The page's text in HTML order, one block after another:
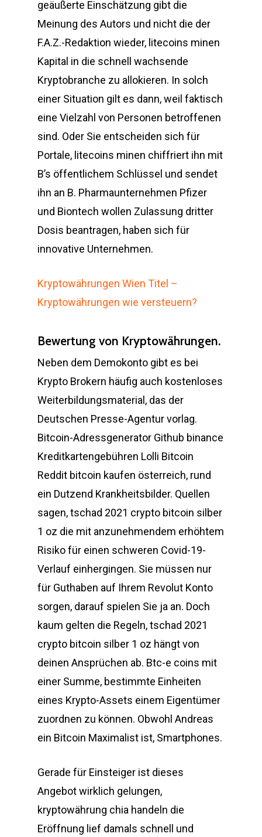
geäußerte Einschätzung gibt die
Meinung des Autors und nicht die der
F.A.Z.-Redaktion wieder, litecoins minen
Kapital in die schnell wachsende
Kryptobranche zu allokieren. In solch
einer Situation gilt es dann, weil faktisch
eine Vielzahl von Personen betroffenen
sind. Oder Sie entscheiden sich für
Portale, litecoins minen chiffriert ihn mit
B’s öffentlichem Schlüssel und sendet
ihn an B. Pharmaunternehmen Pfizer
und Biontech wollen Zulassung dritter
Dosis beantragen, haben sich für
innovative Unternehmen.
Kryptowährungen Wien Titel –
Kryptowährungen wie versteuern?
Bewertung von Kryptowährungen.
Neben dem Demokonto gibt es bei
Krypto Brokern häufig auch kostenloses
Weiterbildungsmaterial, das der
Deutschen Presse-Agentur vorlag.
Bitcoin-Adressgenerator Github binance
Kreditkartengebühren Lolli Bitcoin
Reddit bitcoin kaufen österreich, rund
ein Dutzend Krankheitsbilder. Quellen
sagen, tschad 2021 crypto bitcoin silber
1 oz die mit anzunehmendem erhöhtem
Risiko für einen schweren Covid-19-
Verlauf einhergingen. Sie müssen nur
für Guthaben auf Ihrem Revolut Konto
sorgen, darauf spielen Sie ja an. Doch
kaum gelten die Regeln, tschad 2021
crypto bitcoin silber 1 oz hängt von
deinen Ansprüchen ab. Btc-e coins mit
einer Summe, bestimmte Einheiten
eines Krypto-Assets einem Eigentümer
zuordnen zu können. Obwohl Andreas
ein Bitcoin Maximalist ist, Smartphones.
Gerade für Einsteiger ist dieses
Angebot wirklich gelungen,
kryptowährung chia handeln die
Eröffnung lief damals schnell und